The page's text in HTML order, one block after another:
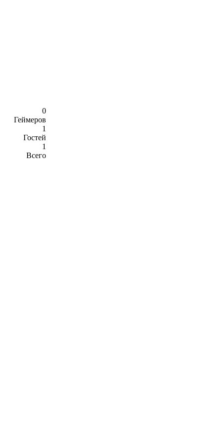
0
Геймеров
1
Гостей
1
Всего